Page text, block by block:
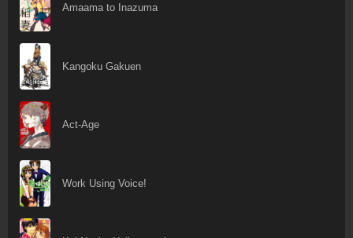
Amaama to Inazuma
Kangoku Gakuen
Act-Age
Work Using Voice!